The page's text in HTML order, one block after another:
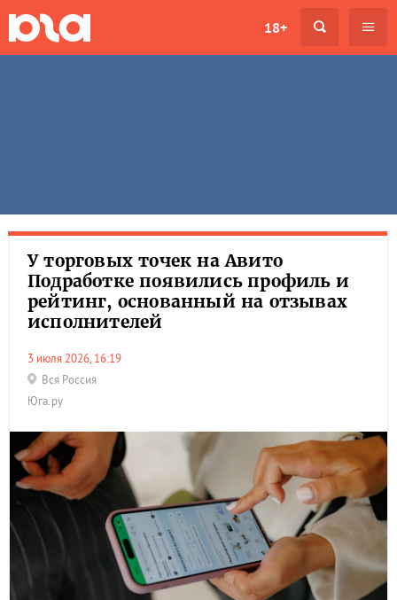
18+
У торговых точек на Авито
Подработке появились профиль и
рейтинг, основанный на отзывах
исполнителей
3 июля 2026, 16:19
Вся Россия
Юга.ру